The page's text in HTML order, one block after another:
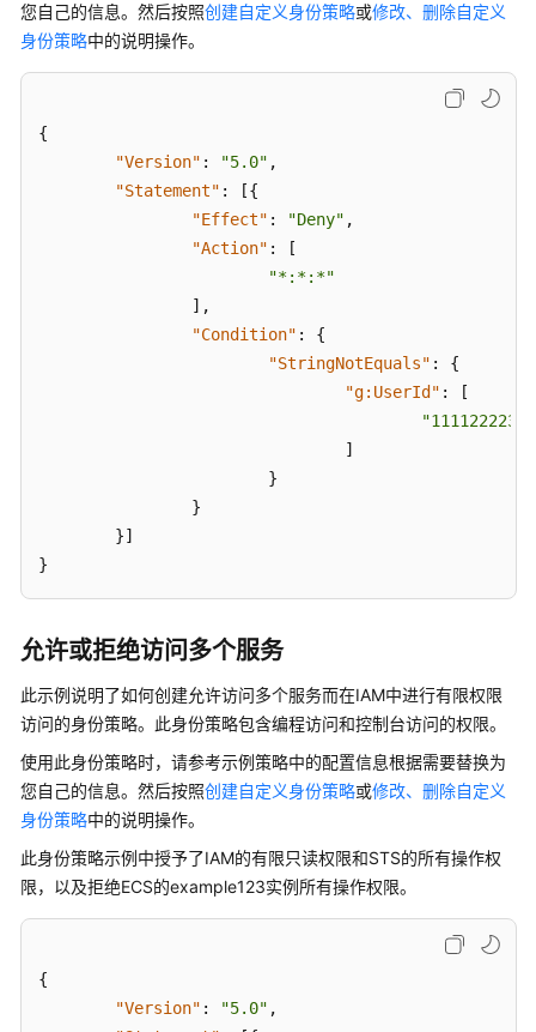
您自己的信息。然后按照创建自定义身份策略或修改、删除自定义
身份策略中的说明操作。
{
"Version" : "5.0" ,
"Statement" : [{
"Effect" : "Deny" ,
"Action" :
[
"*:*:*"
] ,
"Condition" :
{
"StringNotEquals" :
{
"g:UserId" :
[
]
}
}
}]
}
允许或拒绝访问多个服务
此示例说明了如何创建允许访问多个服务而在IAM中进行有限权限
访问的身份策略。此身份策略包含编程访问和控制台访问的权限。
使用此身份策略时，请参考示例策略中的配置信息根据需要替换为
您自己的信息。然后按照创建自定义身份策略或修改、删除自定义
身份策略中的说明操作。
此身份策略示例中授予了IAM的有限只读权限和STS的所有操作权
限，以及拒绝ECS的example123实例所有操作权限。
{
"Version" : "5.0" ,